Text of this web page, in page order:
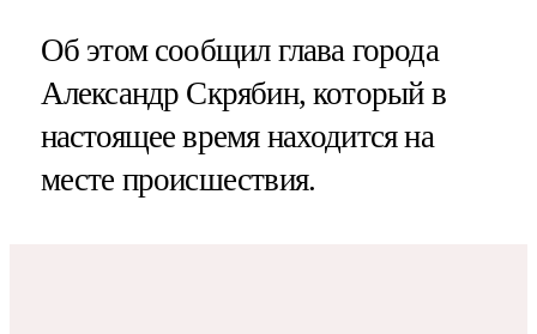
Об этом сообщил глава города
Александр Скрябин, который в
настоящее время находится на
месте происшествия.